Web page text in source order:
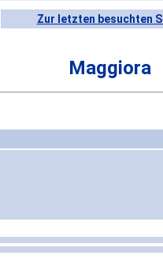
Zur letzten besuchten
Maggiora